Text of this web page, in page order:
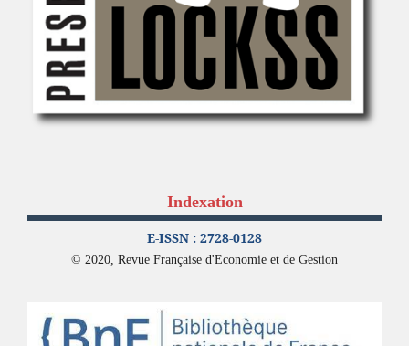
Indexation
E-ISSN : 2728-0128
© 2020, Revue Française d'Economie et de Gestion